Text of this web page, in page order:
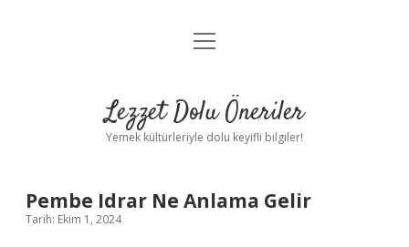
Anasayfa
Yasal Uyarı
menüyü
Lezzet Dolu Öneriler
Yemek kültürleriyle dolu keyifli bilgiler!
Pembe Idrar Ne Anlama Gelir
Tarih: Ekim 1, 2024